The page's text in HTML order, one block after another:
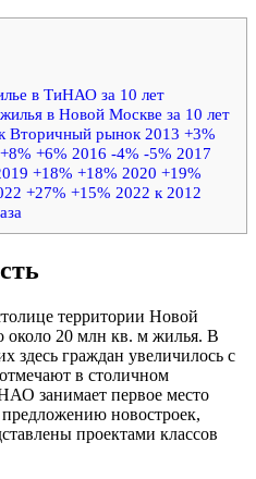
в ТиНАО за 10 лет
в Новой Москве за 10 лет
Вторичный рынок 2013 +3%
+6% 2016 -4% -5% 2017
+18% +18% 2020 +19%
+27% +15% 2022 к 2012
территории Новой
около 20 млн кв. м жилья. В
здесь граждан увеличилось с
в столичном
занимает первое место
новостроек,
проектами классов